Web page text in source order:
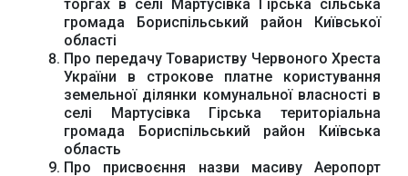
торгах в селі Мартусівка Гірська сільська
громада Бориспільський район Київської
області
Про передачу Товариству Червоного Хреста
України в строкове платне користування
земельної ділянки комунальної власності в
селі Мартусівка Гірська територіальна
громада Бориспільський район Київська
область
Про присвоєння назви масиву Аеропорт